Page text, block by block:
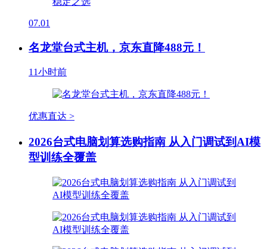
07.01
名龙堂台式主机，京东直降488元！
11小时前
优惠直达 >
2026台式电脑划算选购指南 从入门调试到AI模
型训练全覆盖